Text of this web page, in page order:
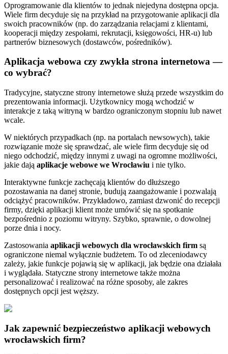
Oprogramowanie dla klientów to jednak niejedyna dostępna opcja.
Wiele firm decyduje się na przykład na przygotowanie aplikacji dla
swoich pracowników (np. do zarządzania relacjami z klientami,
kooperacji między zespołami, rekrutacji, księgowości, HR-u) lub
partnerów biznesowych (dostawców, pośredników).
Aplikacja webowa czy zwykła strona internetowa —
co wybrać?
Tradycyjne, statyczne strony internetowe służą przede wszystkim do
prezentowania informacji. Użytkownicy mogą wchodzić w
interakcje z taką witryną w bardzo ograniczonym stopniu lub nawet
wcale.
W niektórych przypadkach (np. na portalach newsowych), takie
rozwiązanie może się sprawdzać, ale wiele firm decyduje się od
niego odchodzić, między innymi z uwagi na ogromne możliwości,
jakie dają aplikacje webowe we Wrocławiu i nie tylko.
Interaktywne funkcje zachęcają klientów do dłuższego
pozostawania na danej stronie, budują zaangażowanie i pozwalają
odciążyć pracowników. Przykładowo, zamiast dzwonić do recepcji
firmy, dzięki aplikacji klient może umówić się na spotkanie
bezpośrednio z poziomu witryny. Szybko, sprawnie, o dowolnej
porze dnia i nocy.
Zastosowania aplikacji webowych dla wrocławskich firm są
ograniczone niemal wyłącznie budżetem. To od zleceniodawcy
zależy, jakie funkcje pojawią się w aplikacji, jak będzie ona działała
i wyglądała. Statyczne strony internetowe także można
personalizować i realizować na różne sposoby, ale zakres
dostępnych opcji jest węższy.
Jak zapewnić bezpieczeństwo aplikacji webowych
wrocławskich firm?